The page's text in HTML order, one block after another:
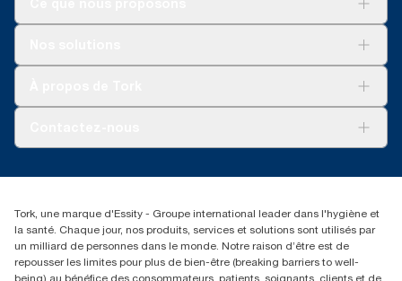
Réclamation pour distributeurs
02 766 05 30
Essity Belgium NV
Berkenlaan 8B
1831 MACHELEN
Tork, une marque d'Essity - Groupe international leader dans l'hygiène et
la santé. Chaque jour, nos produits, services et solutions sont utilisés par
un milliard de personnes dans le monde. Notre raison d’être est de
repousser les limites pour plus de bien-être (breaking barriers to well-
being) au bénéfice des consommateurs, patients, soignants, clients et de